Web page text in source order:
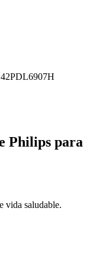
42PDL6907H
Philips para
vida saludable.